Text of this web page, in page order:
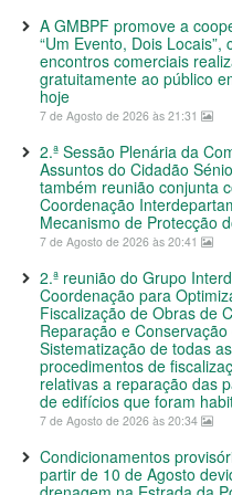
A GMBPF promove a
“Um Evento, Dois Locais”,
encontros comerciais
gratuitamente ao público
hoje
7 de Agosto de 2026 às 21:31
2.ª Sessão Plenária da
Assuntos do Cidadão
também reunião conjunta
Coordenação
Mecanismo de Protecção
7 de Agosto de 2026 às 20:41
2.ª reunião do Grupo
Coordenação para
Fiscalização de Obras de
Reparação e
Sistematização de todas
procedimentos de
relativas a reparação das
de edifícios que foram
7 de Agosto de 2026 às 20:34
Condicionamentos
partir de 10 de Agosto